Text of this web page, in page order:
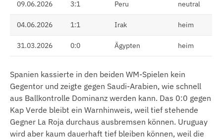
09.06.2026 3:1 Peru neutral
04.06.2026 1:1 Irak heim
31.03.2026 0:0 Ägypten heim
Spanien kassierte in den beiden WM-Spielen kein
Gegentor und zeigte gegen Saudi-Arabien, wie schnell
aus Ballkontrolle Dominanz werden kann. Das 0:0 gegen
Kap Verde bleibt ein Warnhinweis, weil tief stehende
Gegner La Roja durchaus ausbremsen können. Uruguay
wird aber kaum dauerhaft tief bleiben können, weil die